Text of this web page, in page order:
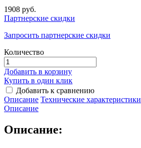
1908 руб.
Партнерские скидки
Запросить партнерские скидки
Количество
Добавить в корзину
Купить в один клик
Добавить к сравнению
Описание Технические характеристики
Описание
Описание: